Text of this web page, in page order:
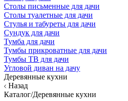
Столы письменные для дачи
Столы туалетные для дачи
Стулья и табуреты для дачи
Сундук для дачи
Тумба для дачи
Тумбы прикроватные для дачи
Тумбы ТВ для дачи
Угловой диван на дачу
Деревянные кухни
Назад
Каталог/Деревянные кухни